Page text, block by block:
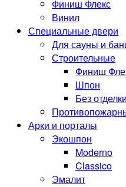
Финиш Флекс
Винил
Специальные двери
Для сауны и
Строительные
Финиш
Шпон
Без отделки
Арки и порталы
Экошпон
Moderno
Classico
Эмалит